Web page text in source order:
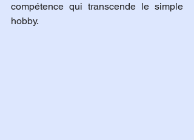
compétence qui transcende le simple
hobby.